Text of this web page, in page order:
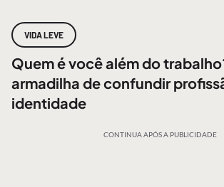
VIDA LEVE
Quem é você além do
armadilha de confundir
identidade
CONTINUA APÓS A PUBLICIDADE